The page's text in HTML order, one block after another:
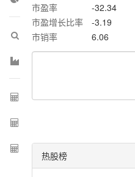
市盈率
-32.34
市盈增长比率
-3.19
市销率
6.06
热股榜